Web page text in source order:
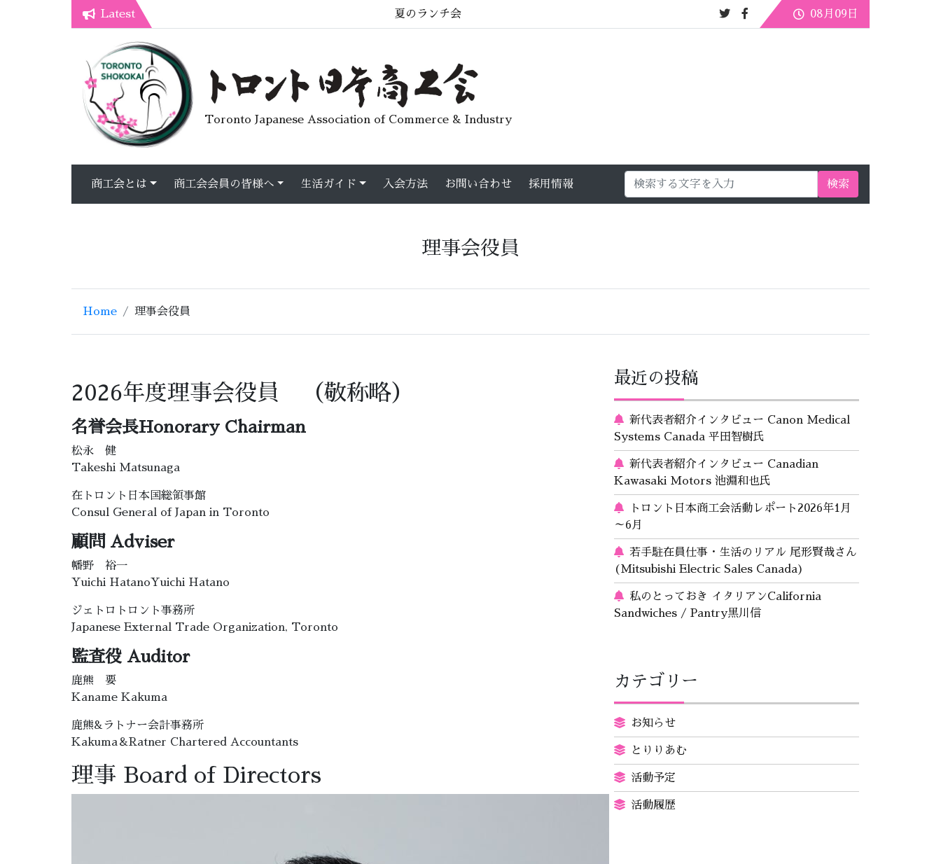
Latest
7月オープンライブラリーカフェ
トロント生活不安疑問質問懇談会
08月09日
Toronto Japanese Association of Commerce & Industry
検索
商工会とは 商工会会員の皆様へ 生活ガイド 入会方法 お問い合わせ 採用情報
理事会役員
Home 理事会役員
2026年度理事会役員 （敬称略）
名誉会長Honorary Chairman
松永 健
Takeshi Matsunaga
在トロント日本国総領事館
Consul General of Japan in Toronto
顧問 Adviser
幡野 裕一
Yuichi HatanoYuichi Hatano
ジェトロトロント事務所
Japanese External Trade Organization, Toronto
監査役 Auditor
鹿熊 要
Kaname Kakuma
鹿熊&ラトナー会計事務所
Kakuma＆Ratner Chartered Accountants
理事 Board of Directors
最近の投稿
新代表者紹介インタビュー Canon Medical
Systems Canada 平田智樹氏
新代表者紹介インタビュー Canadian
Kawasaki Motors 池淵和也氏
トロント日本商工会活動レポート2026年1月
～6月
若手駐在員仕事・生活のリアル 尾形賢哉さん
(Mitsubishi Electric Sales Canada)
私のとっておき イタリアンCalifornia
Sandwiches / Pantry黒川信
カテゴリー
お知らせ
とりりあむ
活動予定
活動履歴